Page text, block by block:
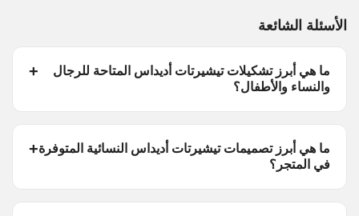
الأسئلة الشائعة
ما هي أبرز تشكيلات تيشيرتات أديداس المتاحة للرجال
والنساء والأطفال؟
ما هي أبرز تصميمات تيشيرتات أديداس النسائية المتوفرة
في المتجر؟